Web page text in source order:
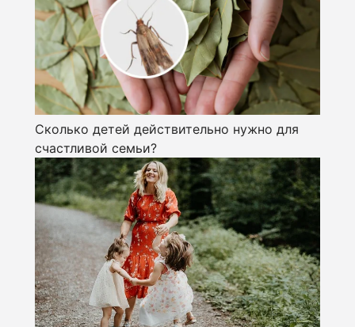
Сколько детей действительно нужно для
счастливой семьи?